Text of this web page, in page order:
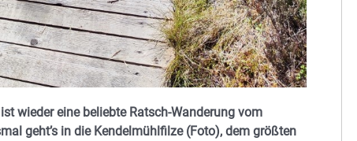
wieder eine beliebte Ratsch-Wanderung vom
geht’s in die Kendelmühlfilze (Foto), dem größten